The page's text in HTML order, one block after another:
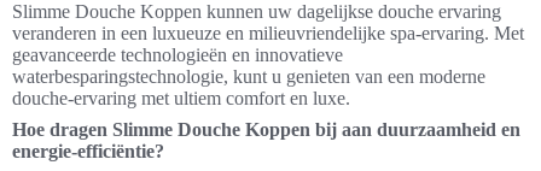
Slimme Douche Koppen kunnen uw dagelijkse douche ervaring
veranderen in een luxueuze en milieuvriendelijke spa-ervaring. Met
geavanceerde technologieën en innovatieve
waterbesparingstechnologie, kunt u genieten van een moderne
douche-ervaring met ultiem comfort en luxe.
Hoe dragen Slimme Douche Koppen bij aan duurzaamheid en
energie-efficiëntie?